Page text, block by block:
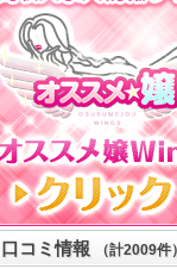
口コミ情報 （計2009件）